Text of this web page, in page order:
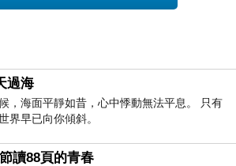
過海
，海面平靜如昔，心中悸動無法平息。 只有
界早已向你傾斜。
讀88頁的青春